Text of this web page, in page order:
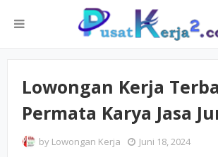
Lowongan Kerja
Permata Karya Jasa
by Lowongan Kerja Juni 18, 2024